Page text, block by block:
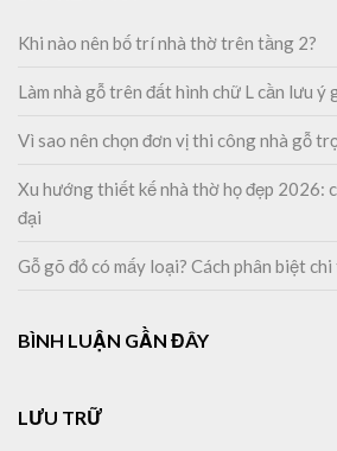
Khi nào nên bố trí nhà thờ trên tầng 2?
Làm nhà gỗ trên đất hình chữ L cần lưu ý
Vì sao nên chọn đơn vị thi công nhà gỗ
Xu hướng thiết kế nhà thờ họ đẹp 2026:
đại
Gỗ gõ đỏ có mấy loại? Cách phân biệt
BÌNH LUẬN GẦN ĐÂY
LƯU TRỮ